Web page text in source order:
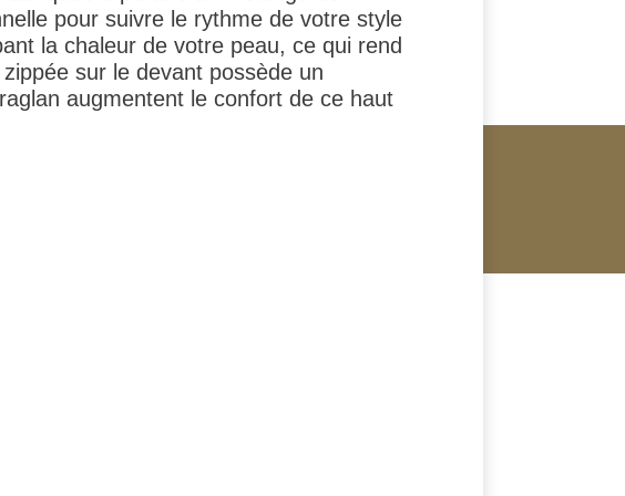
pour suivre le rythme de votre style
la chaleur de votre peau, ce qui rend
sur le devant possède un
augmentent le confort de ce haut